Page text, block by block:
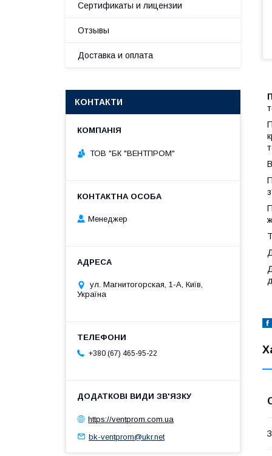
Сертификаты и лицензии
Отзывы
Доставка и оплата
КОНТАКТИ
ТОВ "БК "ВЕНТПРОМ"
Менеджер
ул. Магнитогорская, 1-А, Київ,
Україна
+380 (67) 465-95-22
https://ventprom.com.ua
bk-ventprom@ukr.net